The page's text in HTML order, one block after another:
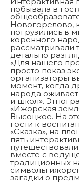
побывала в
Новогорелово,
погрузились в
коренного
детально
«Для нашего
просто показ
организаторы
момент, когда
народа
и школ».
«Ижорская
Высоцкое. На
гости к
«Сказка», на
пять
вместе с
традиционных
символы
загадки о